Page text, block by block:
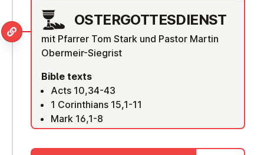
OS­TER­GOTTES­DI­ENST
mit Pfarrer Tom Stark und Pastor Martin
Obermeir-Siegrist
Bible texts
Acts 10,34-43
1 Corinthians 15,1-11
Mark 16,1-8